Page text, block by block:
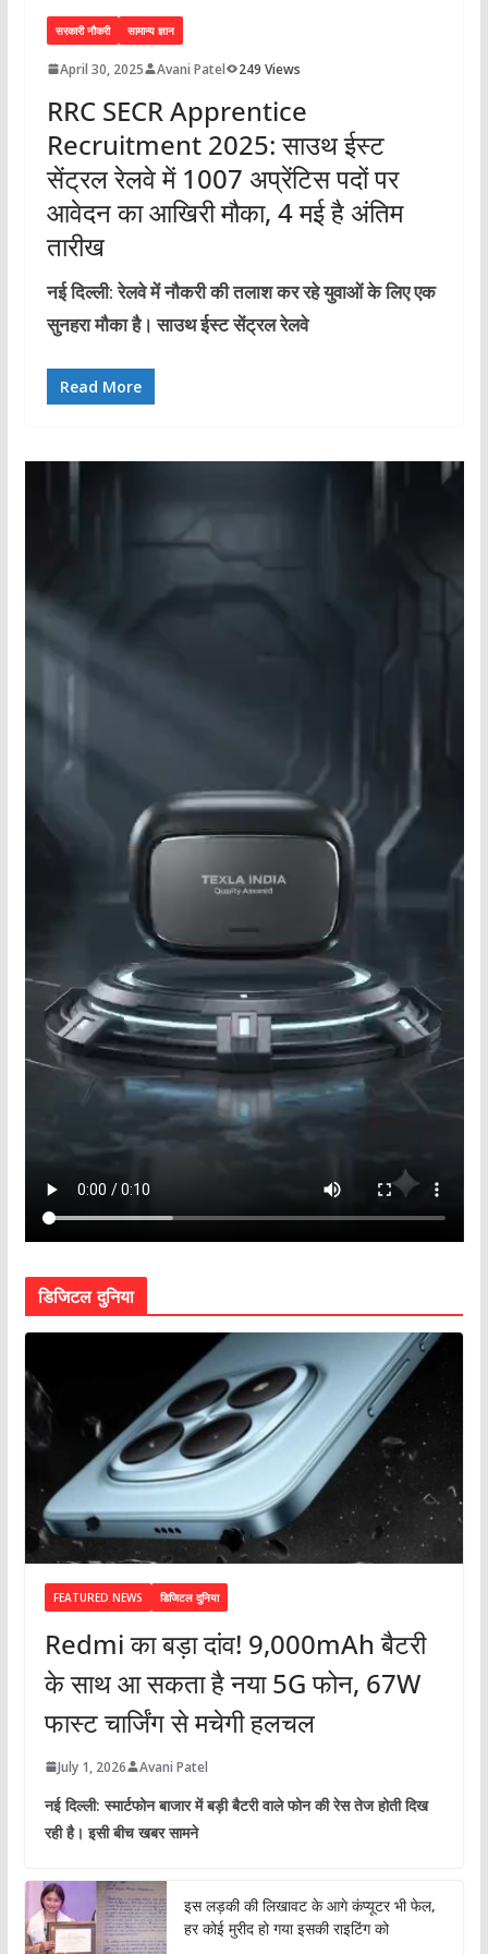
सरकारी नौकरी सामान्य ज्ञान
April 30, 2025 Avani Patel 249 Views
RRC SECR Apprentice
Recruitment 2025: साउथ ईस्ट
सेंट्रल रेलवे में 1007 अप्रेंटिस पदों पर
आवेदन का आखिरी मौका, 4 मई है अंतिम
तारीख
नई दिल्ली: रेलवे में नौकरी की तलाश कर रहे युवाओं के लिए एक
सुनहरा मौका है। साउथ ईस्ट सेंट्रल रेलवे
Read More
डिजिटल दुनिया
FEATURED NEWS डिजिटल दुनिया
Redmi का बड़ा दांव! 9,000mAh बैटरी
के साथ आ सकता है नया 5G फोन, 67W
फास्ट चार्जिंग से मचेगी हलचल
July 1, 2026 Avani Patel
नई दिल्ली: स्मार्टफोन बाजार में बड़ी बैटरी वाले फोन की रेस तेज होती दिख
रही है। इसी बीच खबर सामने
इस लड़की की लिखावट के आगे कंप्यूटर भी फेल,
हर कोई मुरीद हो गया इसकी राइटिंग को